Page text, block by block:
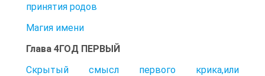
принятия родов
Магия имени
Глава 4ГОД ПЕРВЫЙ
Скрытый смысл первого крика,или